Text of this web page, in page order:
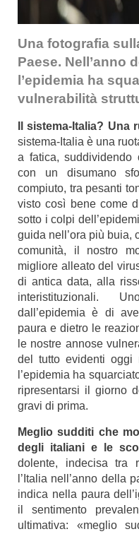
Una fotografia
Paese. Nell’anno
l’epidemia ha
vulnerabilità
Il sistema-Italia?
sistema-Italia è una
a fatica, suddividendo
con un disumano
compiuto, tra pesanti
visto così bene come
sotto i colpi
guida nell’ora più buia,
comunità, il nostro
migliore alleato del
di antica data, alla
interistituzionali.
dall’epidemia è di
paura e dietro le
le nostre annose
del tutto evidenti oggi
l’epidemia ha
ripresentarsi il giorno
gravi di prima.
Meglio sudditi che
degli italiani e le
dolente, indecisa tra
l’Italia nell’anno della
indica nella paura
il sentimento
ultimativa: «meglio